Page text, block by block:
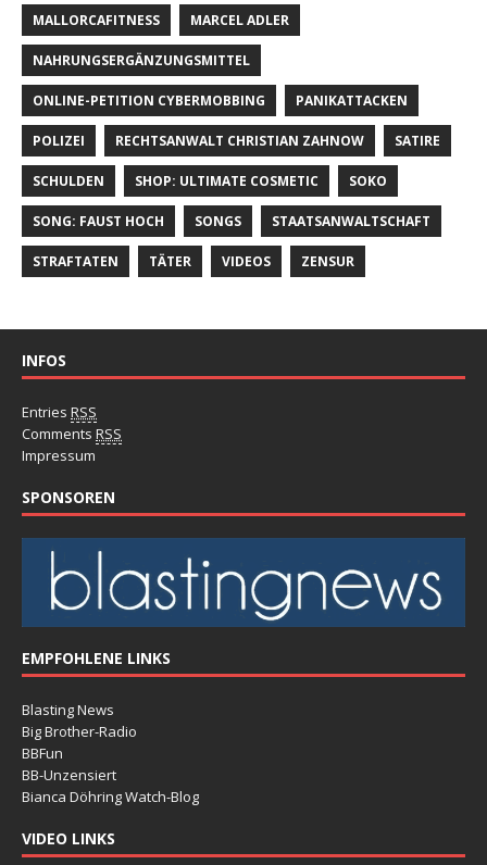
MALLORCAFITNESS MARCEL ADLER
NAHRUNGSERGÄNZUNGSMITTEL
ONLINE-PETITION CYBERMOBBING PANIKATTACKEN
POLIZEI RECHTSANWALT CHRISTIAN ZAHNOW SATIRE
SCHULDEN SHOP: ULTIMATE COSMETIC SOKO
SONG: FAUST HOCH SONGS STAATSANWALTSCHAFT
STRAFTATEN TÄTER VIDEOS ZENSUR
INFOS
Entries RSS
Comments RSS
Impressum
SPONSOREN
EMPFOHLENE LINKS
Blasting News
Big Brother-Radio
BBFun
BB-Unzensiert
Bianca Döhring Watch-Blog
VIDEO LINKS